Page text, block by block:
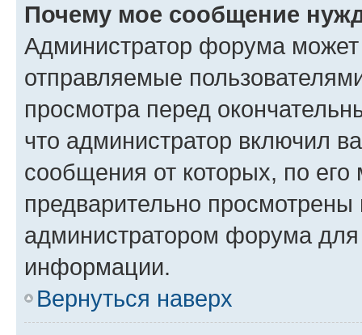
Почему мое сообщение
Администратор форума
отправляемые
просмотра перед
что администратор включил
сообщения от которых, по
предварительно
администратором форума
информации.
Вернуться наверх